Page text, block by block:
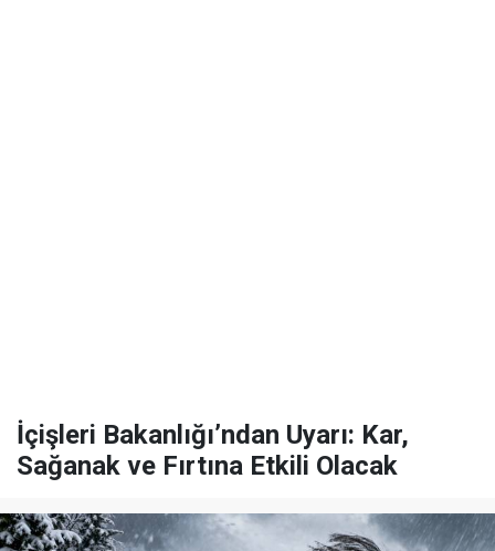
İçişleri Bakanlığı’ndan Uyarı: Kar,
Sağanak ve Fırtına Etkili Olacak